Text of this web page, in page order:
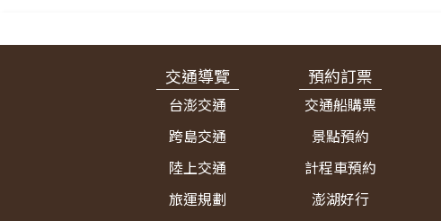
交通導覽
台澎交通
跨島交通
陸上交通
旅運規劃
預約訂票
交通船購票
景點預約
計程車預約
澎湖好行